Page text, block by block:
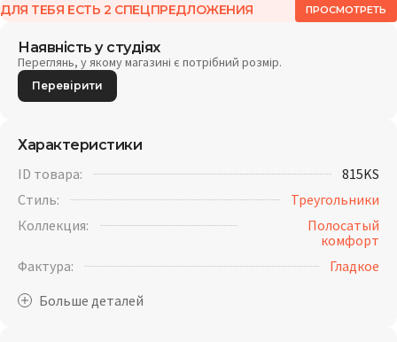
ДЛЯ ТЕБЯ ЕСТЬ 2 СПЕЦПРЕДЛОЖЕНИЯ ПРОСМОТРЕТЬ
Наявність у студіях
Переглянь, у якому магазині є потрібний розмір.
Перевірити
Характеристики
ID товара:
815KS
Стиль:
Треугольники
Коллекция:
Полосатый
комфорт
Фактура:
Гладкое